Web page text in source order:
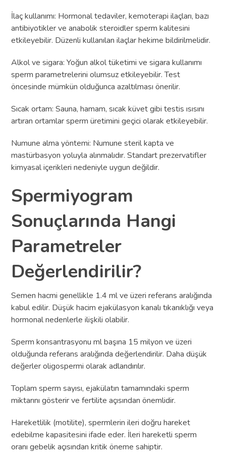
İlaç kullanımı: Hormonal tedaviler, kemoterapi ilaçları, bazı
antibiyotikler ve anabolik steroidler sperm kalitesini
etkileyebilir. Düzenli kullanılan ilaçlar hekime bildirilmelidir.
Alkol ve sigara: Yoğun alkol tüketimi ve sigara kullanımı
sperm parametrelerini olumsuz etkileyebilir. Test
öncesinde mümkün olduğunca azaltılması önerilir.
Sıcak ortam: Sauna, hamam, sıcak küvet gibi testis ısısını
artıran ortamlar sperm üretimini geçici olarak etkileyebilir.
Numune alma yöntemi: Numune steril kapta ve
mastürbasyon yoluyla alınmalıdır. Standart prezervatifler
kimyasal içerikleri nedeniyle uygun değildir.
Spermiyogram
Sonuçlarında Hangi
Parametreler
Değerlendirilir?
Semen hacmi genellikle 1.4 ml ve üzeri referans aralığında
kabul edilir. Düşük hacim ejakülasyon kanalı tıkanıklığı veya
hormonal nedenlerle ilişkili olabilir.
Sperm konsantrasyonu ml başına 15 milyon ve üzeri
olduğunda referans aralığında değerlendirilir. Daha düşük
değerler oligospermi olarak adlandırılır.
Toplam sperm sayısı, ejakülatın tamamındaki sperm
miktarını gösterir ve fertilite açısından önemlidir.
Hareketlilik (motilite), spermlerin ileri doğru hareket
edebilme kapasitesini ifade eder. İleri hareketli sperm
oranı gebelik açısından kritik öneme sahiptir.